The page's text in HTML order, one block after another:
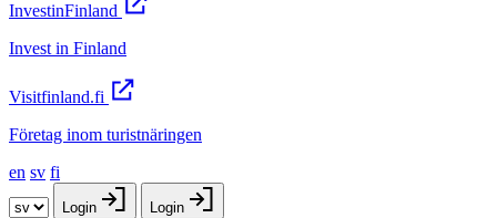
InvestinFinland
Invest in Finland
Visitfinland.fi
Företag inom turistnäringen
en sv fi
Login Login